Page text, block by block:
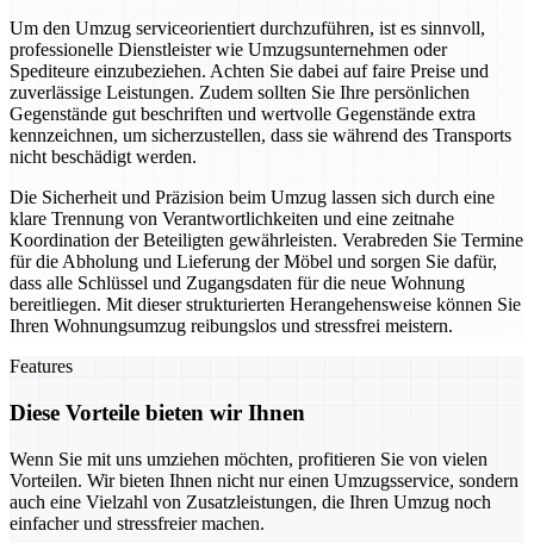
Um den Umzug serviceorientiert durchzuführen, ist es sinnvoll,
professionelle Dienstleister wie Umzugsunternehmen oder
Spediteure einzubeziehen. Achten Sie dabei auf faire Preise und
zuverlässige Leistungen. Zudem sollten Sie Ihre persönlichen
Gegenstände gut beschriften und wertvolle Gegenstände extra
kennzeichnen, um sicherzustellen, dass sie während des Transports
nicht beschädigt werden.
Die Sicherheit und Präzision beim Umzug lassen sich durch eine
klare Trennung von Verantwortlichkeiten und eine zeitnahe
Koordination der Beteiligten gewährleisten. Verabreden Sie Termine
für die Abholung und Lieferung der Möbel und sorgen Sie dafür,
dass alle Schlüssel und Zugangsdaten für die neue Wohnung
bereitliegen. Mit dieser strukturierten Herangehensweise können Sie
Ihren Wohnungsumzug reibungslos und stressfrei meistern.
Features
Diese Vorteile bieten wir Ihnen
Wenn Sie mit uns umziehen möchten, profitieren Sie von vielen
Vorteilen. Wir bieten Ihnen nicht nur einen Umzugsservice, sondern
auch eine Vielzahl von Zusatzleistungen, die Ihren Umzug noch
einfacher und stressfreier machen.